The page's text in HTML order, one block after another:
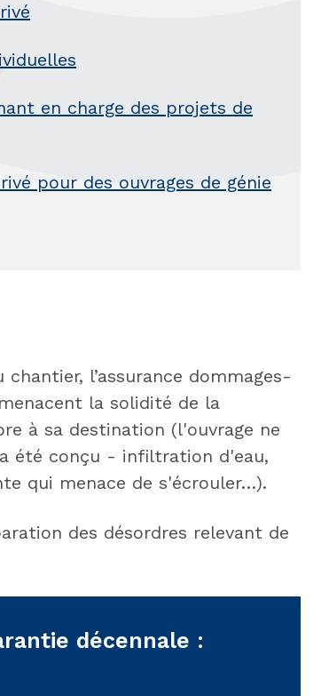
en charge des projets de
pour des ouvrages de génie
l’assurance dommages-
la solidité de la
à sa destination (l'ouvrage ne
été conçu - infiltration d'eau,
qui menace de s'écrouler…).
des désordres relevant de
décennale :